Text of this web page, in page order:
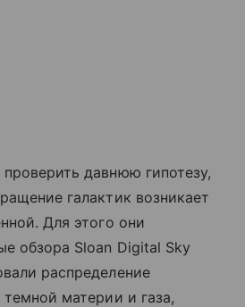
давнюю гипотезу,
галактик возникает
Для этого они
обзора Sloan Digital Sky
распределение
темной материи и газа,